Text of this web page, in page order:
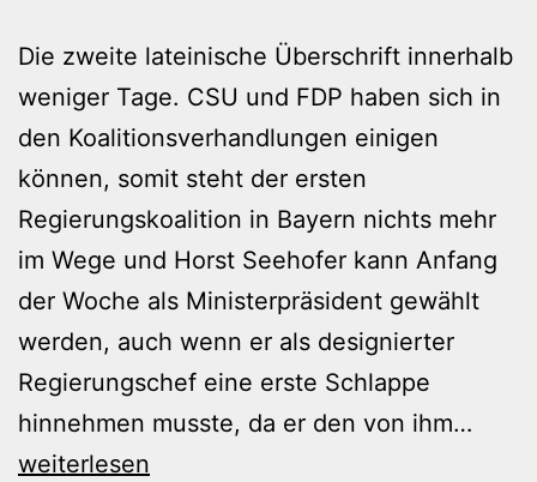
Die zweite lateinische Überschrift innerhalb
weniger Tage. CSU und FDP haben sich in
den Koalitionsverhandlungen einigen
können, somit steht der ersten
Regierungskoalition in Bayern nichts mehr
im Wege und Horst Seehofer kann Anfang
der Woche als Ministerpräsident gewählt
werden, auch wenn er als designierter
Regierungschef eine erste Schlappe
hinnehmen musste, da er den von ihm…
weiterlesen